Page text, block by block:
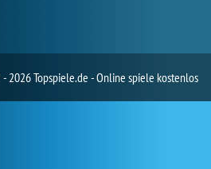
2026 Topspiele.de - Online spiele kostenlos